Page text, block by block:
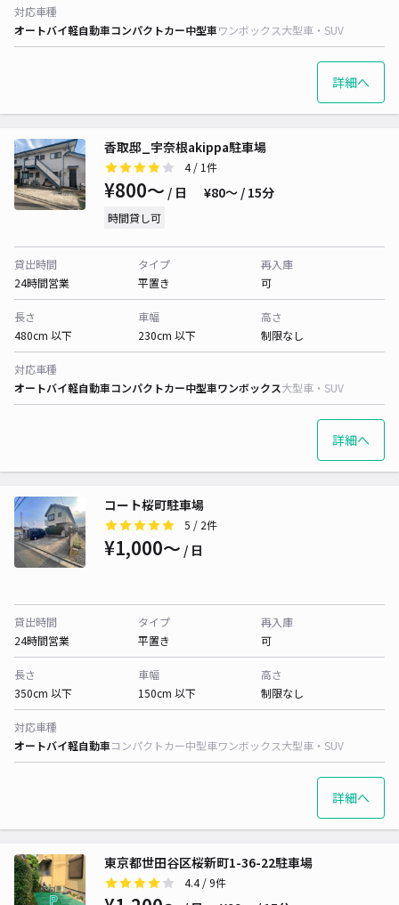
対応車種
オートバイ軽自動車コンパクトカー中型車ワンボックス大型車・SUV
詳細へ
香取邸_宇奈根akippa駐車場
4/ 1件
¥800〜 / 日 ¥80〜 / 15分
時間貸し可
貸出時間
24時間営業
タイプ
平置き
再入庫
可
長さ
480cm 以下
車幅
230cm 以下
高さ
制限なし
対応車種
オートバイ軽自動車コンパクトカー中型車ワンボックス大型車・SUV
詳細へ
コート桜町駐車場
5 / 2件
¥1,000〜 / 日
貸出時間
24時間営業
タイプ
平置き
再入庫
可
長さ
350cm 以下
車幅
150cm 以下
高さ
制限なし
対応車種
オートバイ軽自動車コンパクトカー中型車ワンボックス大型車・SUV
詳細へ
東京都世田谷区桜新町1-36-22駐車場
4.4/ 9件